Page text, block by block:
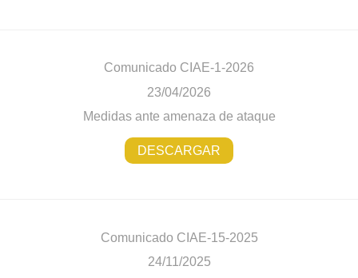
Comunicado CIAE-1-2026
23/04/2026
Medidas ante amenaza de ataque
DESCARGAR
Comunicado CIAE-15-2025
24/11/2025